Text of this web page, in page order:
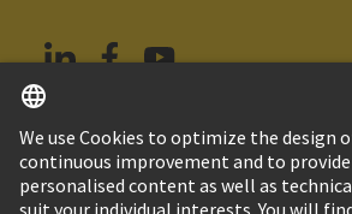
台灣 繁体中文